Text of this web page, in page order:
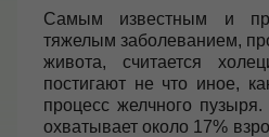
Самым известным и
тяжелым заболеванием,
живота, считается
постигают не что иное,
процесс желчного
охватывает около 17%